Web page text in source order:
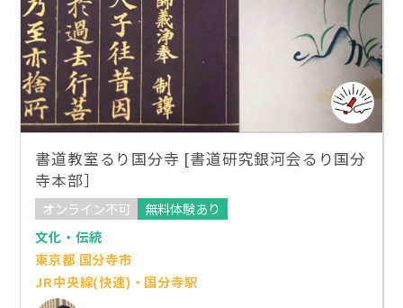
書道教室るり国分寺 [書道研究銀河会るり国分
寺本部］
オンライン不可
無料体験あり
文化・伝統
東京都 国分寺市
JR中央線(快速)・国分寺駅